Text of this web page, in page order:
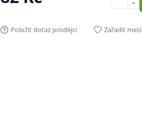
-
Položit dotaz prodejci Zařadit